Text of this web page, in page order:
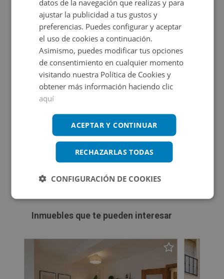
esta oportunidad! Si deseas más información, no dudes
en ponerte en contacto con nuestro equipo comercial.
Estaremos encantados de asesorarte y ayudarte a
encontrar el hogar de tus sueños. Vivienda VPO.
Consulta lascondiciones especialesde este inmueble.
Propietario
Certificado energético
Calificación de eficiencia energética
Inmuebles que te pueden interesar
datos de la navegación que realizas y para
ajustar la publicidad a tus gustos y
preferencias. Puedes configurar y aceptar
el uso de cookies a continuación.
Asimismo, puedes modificar tus opciones
de consentimiento en cualquier momento
visitando nuestra Política de Cookies y
obtener más información haciendo clic
aquí
ACEPTAR Y CONTINUAR
RECHAZARLAS TODAS
CONFIGURACIÓN DE COOKIES